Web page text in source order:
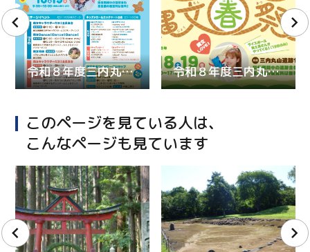
令和８年度三内丸山縄文夏祭り 令和８年度三内丸山縄文春祭り
このページを見ている人は、
こんなページも見ています